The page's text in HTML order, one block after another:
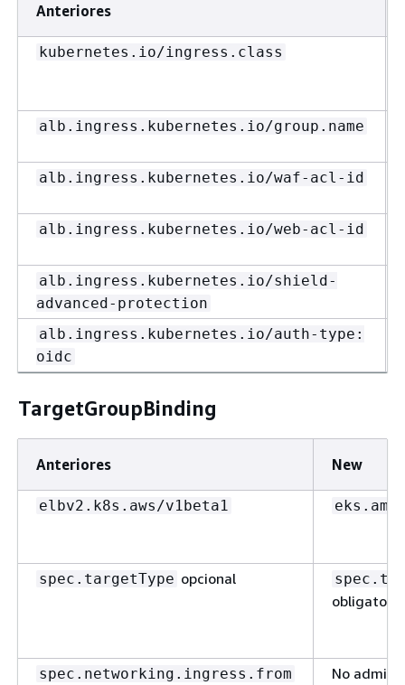
Anteriores
kubernetes.io/ingress.class
alb.ingress.kubernetes.io/group.name
alb.ingress.kubernetes.io/waf-acl-id
alb.ingress.kubernetes.io/web-acl-id
alb.ingress.kubernetes.io/shield-
advanced-protection
alb.ingress.kubernetes.io/auth-type:
oidc
TargetGroupBinding
Anteriores New
elbv2.k8s.aws/v1beta1
spec.targetType opcional
obligatorio
spec.networking.ingress.from No